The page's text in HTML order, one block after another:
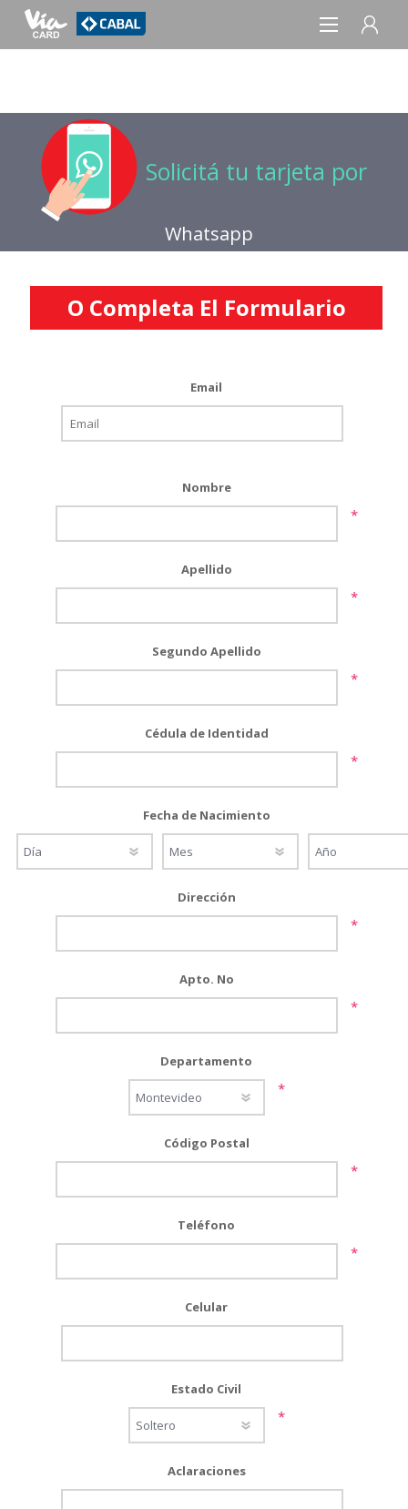
INICIAR SESIÓN
Solicitá tu tarjeta por
Whatsapp
O Completa El Formulario
Email
Nombre
*
Apellido
*
Segundo Apellido
*
Cédula de Identidad
*
Fecha de Nacimiento
Dirección
*
Apto. No
*
Departamento
*
Código Postal
*
Teléfono
*
Celular
Estado Civil
*
Aclaraciones